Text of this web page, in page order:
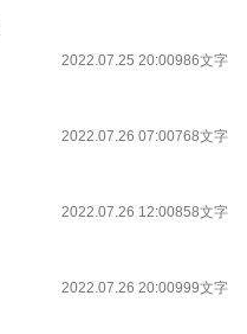
2022.07.25 20:00986文字
2022.07.26 07:00768文字
2022.07.26 12:00858文字
2022.07.26 20:00999文字